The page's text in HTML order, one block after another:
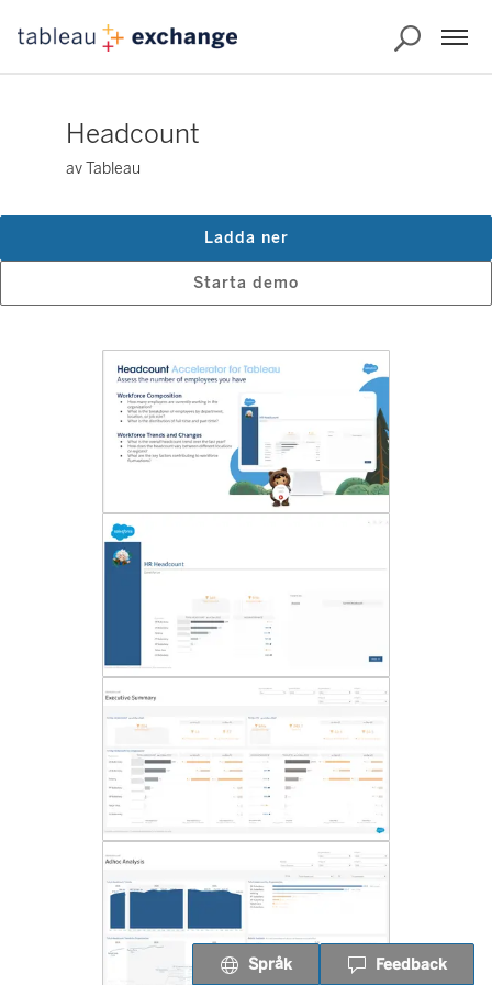
Headcount
av Tableau
Starta demo
Ladda ner
Språk Feedback